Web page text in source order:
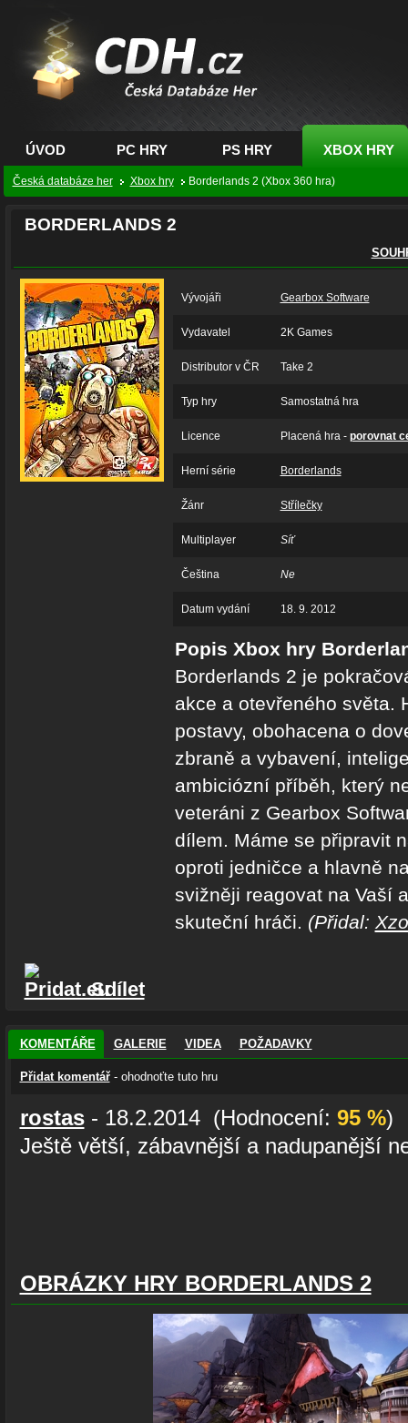
CDH.cz - hry na PC,
PS, XBOX - Česká
databáze her
ÚVOD PC HRY PS HRY XBOX HRY
Česká databáze her Xbox hry Borderlands 2 (Xbox 360 hra)
BORDERLANDS 2
Vývojáři Gearbox Software
Vydavatel 2K Games
Distributor v ČR Take 2
Typ hry Samostatná hra
Licence Placená hra - porovnat
Herní série Borderlands
Žánr Střílečky
Multiplayer Síť
Čeština Ne
Datum vydání 18. 9. 2012
Popis Xbox hry
Borderlands 2 je
akce a otevřeného světa.
postavy, obohacena o
zbraně a vybavení,
ambiciózní příběh, který
veteráni z Gearbox
dílem. Máme se připravit
oproti jedničce a hlavně
svižněji reagovat na Vaší
skuteční hráči. (Přidal:
Sdílet
KOMENTÁŘE GALERIE VIDEA POŽADAVKY
Přidat komentář- ohodnoťte tuto hru
rostas- 18.2.2014 (Hodnocení: 95 %)
Ještě větší, zábavnější a nadupanější
OBRÁZKY HRY BORDERLANDS 2